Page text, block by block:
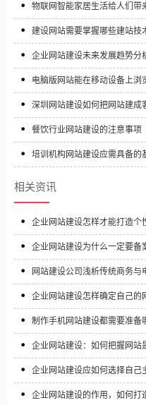
物联网智能家居生活给人们带
建设网站需要掌握哪些建站技
企业网站建设未来发展趋势分
电脑版网站能在移动设备上浏
深圳网站建设如何把网站建成
餐饮行业网站建设的注意事项
培训机构网站建设应需具备的
相关资讯
企业网站建设怎样才能打造个
企业网站建设为什么一定要备
网站建设公司浅析传统商务与
企业网站建设怎样确定自己的
制作手机网站建设都需要准备
企业网站建设：如何把握网站
企业网站建设应如何选择自己
企业网站建设的作用，如何打